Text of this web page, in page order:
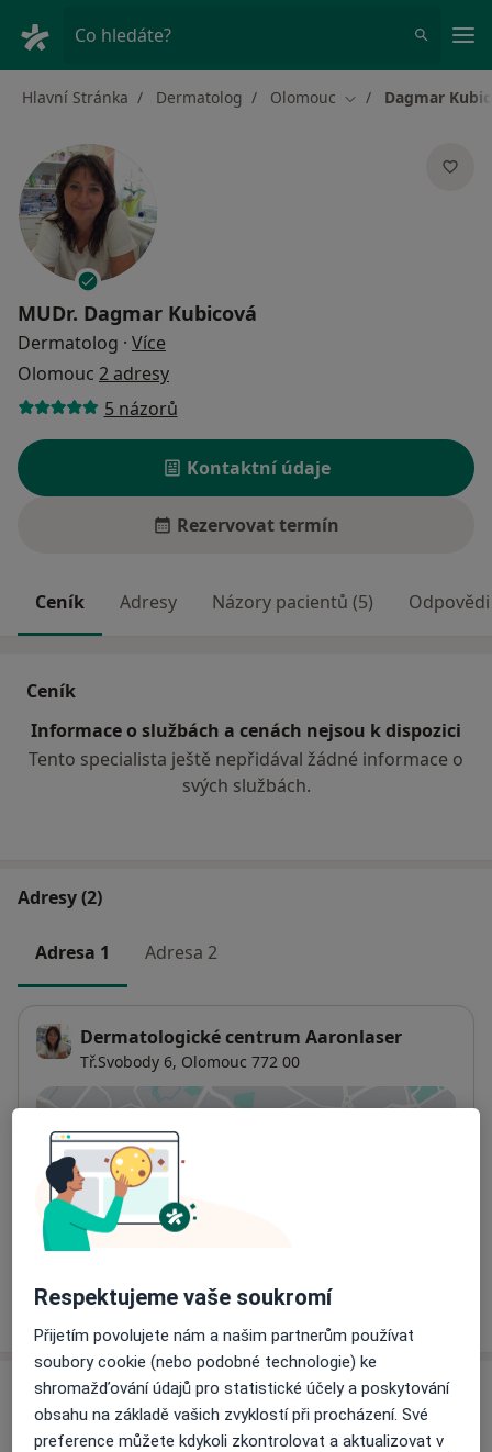
Co hledáte?
Hlavní Stránka Dermatolog Olomouc Změna města
Dagmar
MUDr. Dagmar Kubicová
Dermatolog · Více
Olomouc 2 adresy
5 názorů
Kontaktní údaje
Rezervovat termín
Ceník Adresy Názory pacientů (5)
Ceník
Informace o službách a cenách nejsou k dispozici
Tento specialista ještě nepřidával žádné informace o
svých službách.
Adresy (2)
Adresa 1 Adresa 2
Dermatologické centrum Aaronlaser
Tř.Svobody 6, Olomouc 772 00
Dostupnost
Na této adrese online kalendář není aktivní
Co mám v takové situaci udělat?
Více
Názory
Respektujeme vaše soukromí
Přijetím povolujete nám a našim partnerům používat
soubory cookie (nebo podobné technologie) ke
shromažďování údajů pro statistické účely a poskytování
obsahu na základě vašich zvyklostí při procházení. Své
preference můžete kdykoli zkontrolovat a aktualizovat v